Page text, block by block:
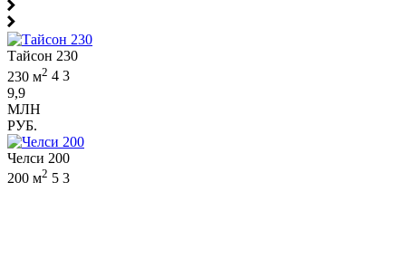
Тайсон 230
230 м2 4 3
9,9
МЛН
РУБ.
Челси 200
200 м2 5 3